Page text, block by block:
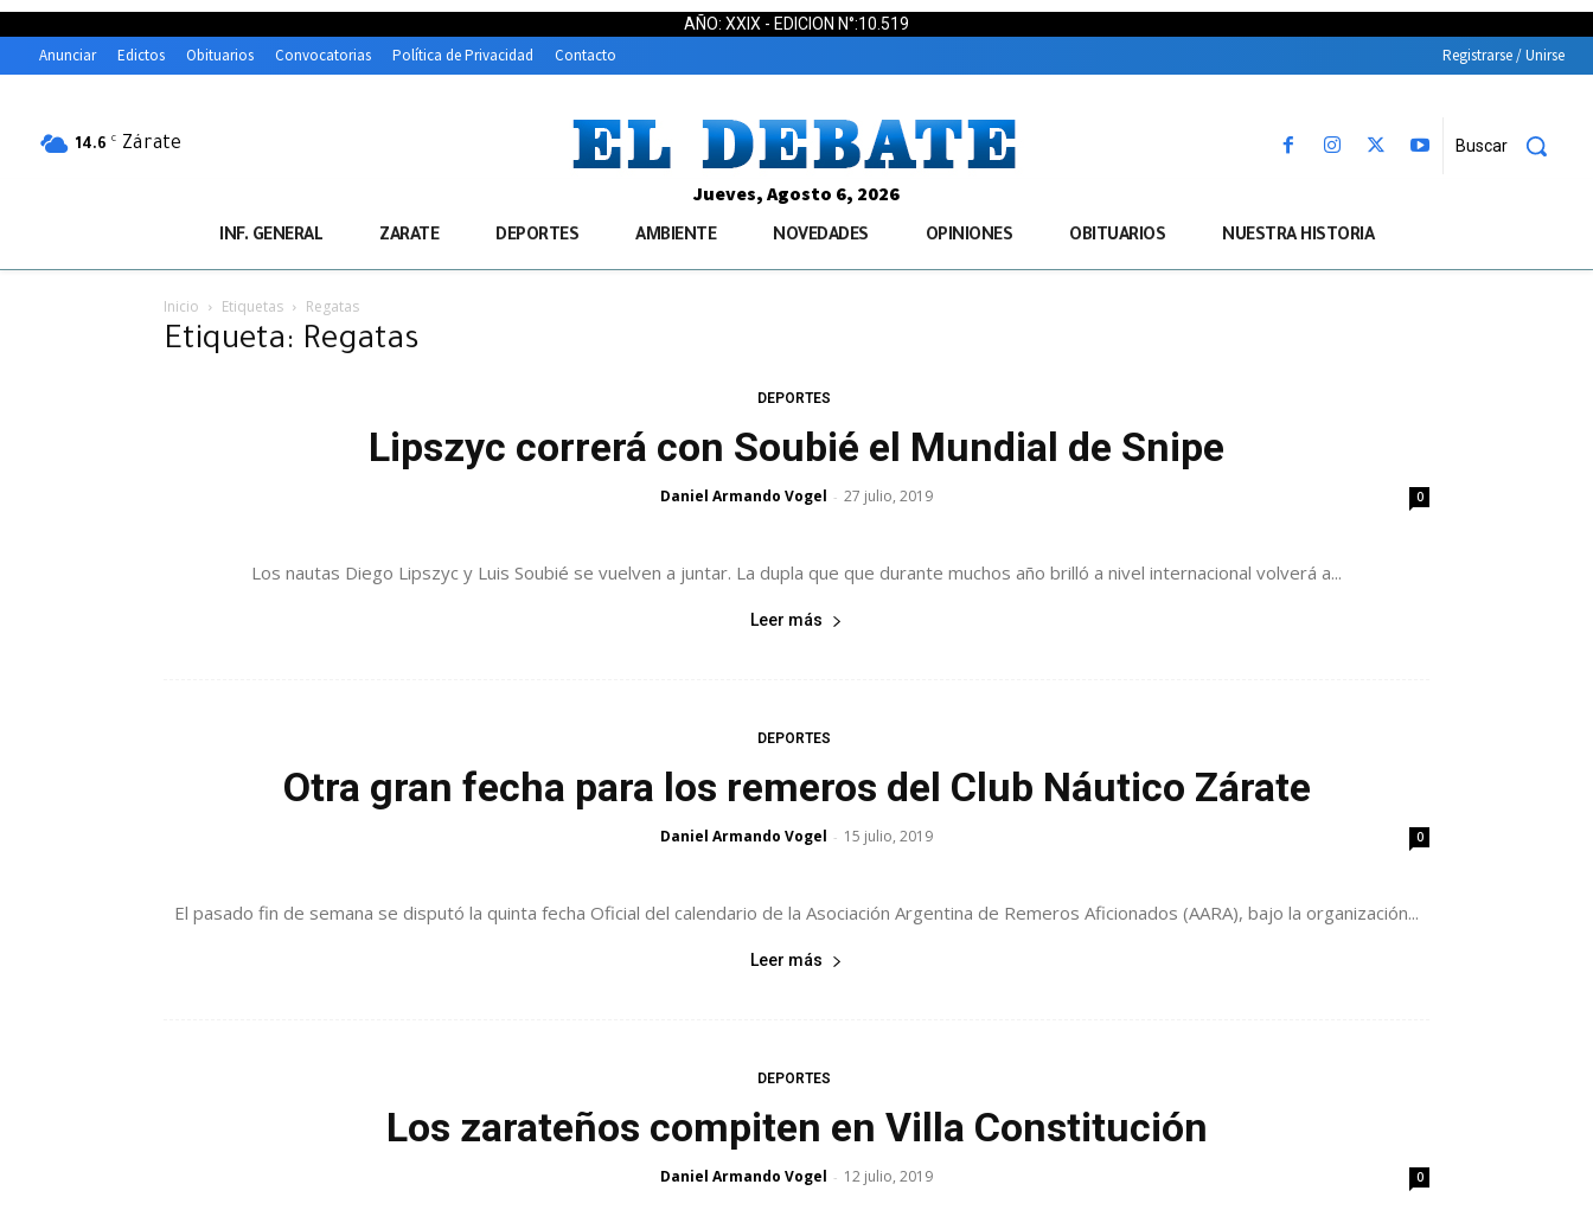
AÑO: XXIX - EDICION N°:10.519
Anunciar Edictos Obituarios Convocatorias Política de Privacidad Contacto Registrarse / Unirse
14.6 C Zárate Buscar
Jueves, Agosto 6, 2026
INF. GENERAL ZARATE DEPORTES AMBIENTE NOVEDADES OPINIONES OBITUARIOS NUESTRA HISTORIA
Inicio Etiquetas Regatas
Etiqueta: Regatas
DEPORTES
Lipszyc correrá con Soubié el Mundial de Snipe
Daniel Armando Vogel - 27 julio, 2019 0
Los nautas Diego Lipszyc y Luis Soubié se vuelven a juntar. La dupla que que durante muchos año brilló a nivel internacional volverá a...
Leer más
DEPORTES
Otra gran fecha para los remeros del Club Náutico Zárate
Daniel Armando Vogel - 15 julio, 2019 0
El pasado fin de semana se disputó la quinta fecha Oficial del calendario de la Asociación Argentina de Remeros Aficionados (AARA), bajo la organización...
Leer más
DEPORTES
Los zarateños compiten en Villa Constitución
Daniel Armando Vogel - 12 julio, 2019 0